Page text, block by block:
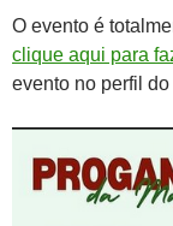
O evento é
clique aqui para
evento no perfil